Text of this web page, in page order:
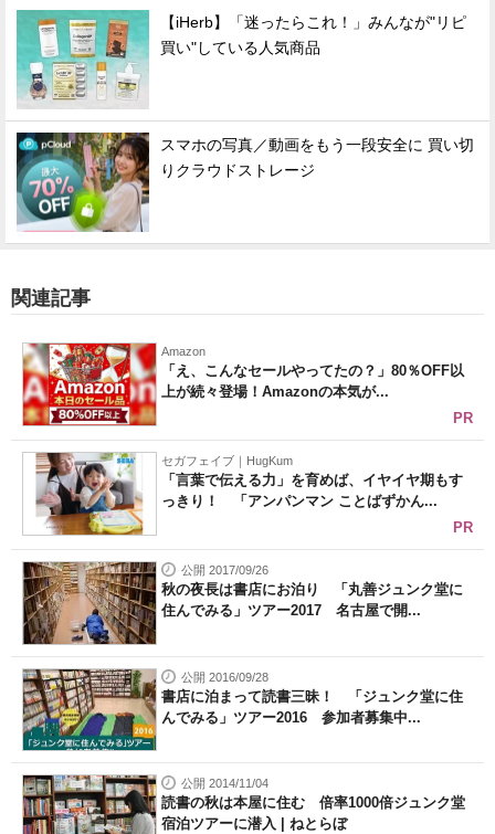
【iHerb】「迷ったらこれ！」みんなが"リピ
買い"している人気商品
スマホの写真／動画をもう一段安全に 買い切
りクラウドストレージ
関連記事
Amazon
「え、こんなセールやってたの？」80％OFF以
上が続々登場！Amazonの本気が...
PR
セガフェイブ｜HugKum
「言葉で伝える力」を育めば、イヤイヤ期もす
っきり！ 「アンパンマン ことばずかん...
PR
公開 2017/09/26
秋の夜長は書店にお泊り 「丸善ジュンク堂に
住んでみる」ツアー2017 名古屋で開...
公開 2016/09/28
書店に泊まって読書三昧！ 「ジュンク堂に住
んでみる」ツアー2016 参加者募集中...
公開 2014/11/04
読書の秋は本屋に住む 倍率1000倍ジュンク堂
宿泊ツアーに潜入 | ねとらぼ